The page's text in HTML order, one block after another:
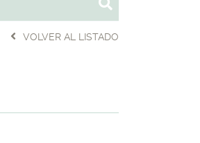
VOLVER AL LISTADO